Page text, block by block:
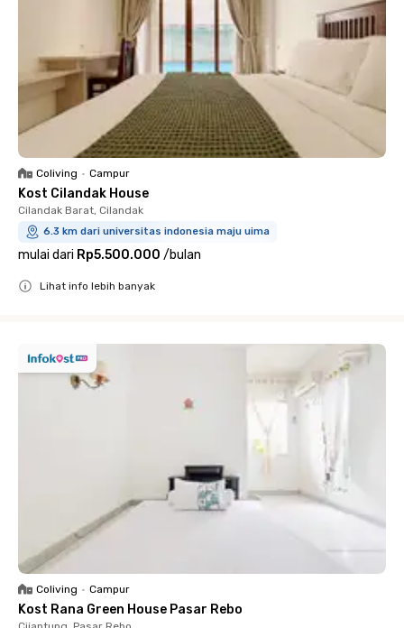
Coliving • Campur
Kost Cilandak House
Cilandak Barat, Cilandak
6.3 km dari universitas indonesia maju uima
mulai dari Rp5.500.000 /bulan
Lihat info lebih banyak
Coliving • Campur
Kost Rana Green House Pasar Rebo